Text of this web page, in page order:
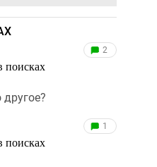
поисках
2
поисках
1